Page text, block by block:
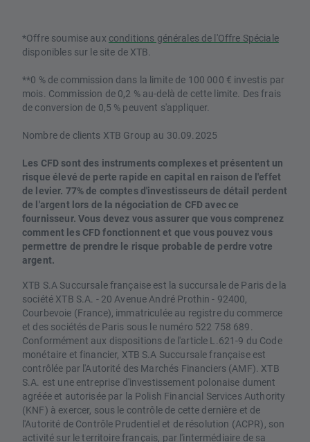
*Offre soumise aux conditions générales de l'Offre Spéciale
disponibles sur le site de XTB.
**0 % de commission dans la limite de 100 000 € investis par
mois. Commission de 0,2 % au-delà de cette limite. Des frais
de conversion de 0,5 % peuvent s'appliquer.
Nombre de clients XTB Group au 30.09.2025
Les CFD sont des instruments complexes et présentent un
risque élevé de perte rapide en capital en raison de l'effet
de levier. 77% de comptes d'investisseurs de détail perdent
de l'argent lors de la négociation de CFD avec ce
fournisseur. Vous devez vous assurer que vous comprenez
comment les CFD fonctionnent et que vous pouvez vous
permettre de prendre le risque probable de perdre votre
argent.
XTB S.A Succursale française est la succursale de Paris de la
société XTB S.A. - 20 Avenue André Prothin - 92400,
Courbevoie (France), immatriculée au registre du commerce
et des sociétés de Paris sous le numéro 522 758 689.
Conformément aux dispositions de l'article L.621-9 du Code
monétaire et financier, XTB S.A Succursale française est
contrôlée par l'Autorité des Marchés Financiers (AMF). XTB
S.A. est une entreprise d'investissement polonaise dument
agréée et autorisée par la Polish Financial Services Authority
(KNF) à exercer, sous le contrôle de cette dernière et de
l'Autorité de Contrôle Prudentiel et de résolution (ACPR), son
activité sur le territoire français, par l'intermédiaire de sa